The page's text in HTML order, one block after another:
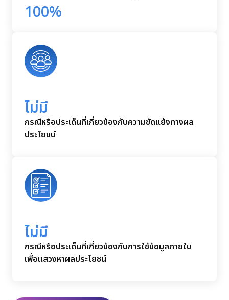
100%
ไม่มี
กรณีหรือประเด็นที่เกี่ยวข้องกับความขัดแย้งทางผล
ประโยชน์
ไม่มี
กรณีหรือประเด็นที่เกี่ยวข้องกับการใช้ข้อมูลภายใน
เพื่อแสวงหาผลประโยชน์